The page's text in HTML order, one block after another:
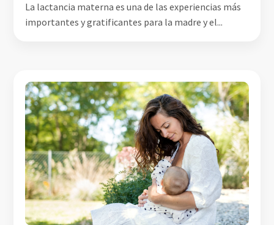
La lactancia materna es una de las experiencias más
importantes y gratificantes para la madre y el...